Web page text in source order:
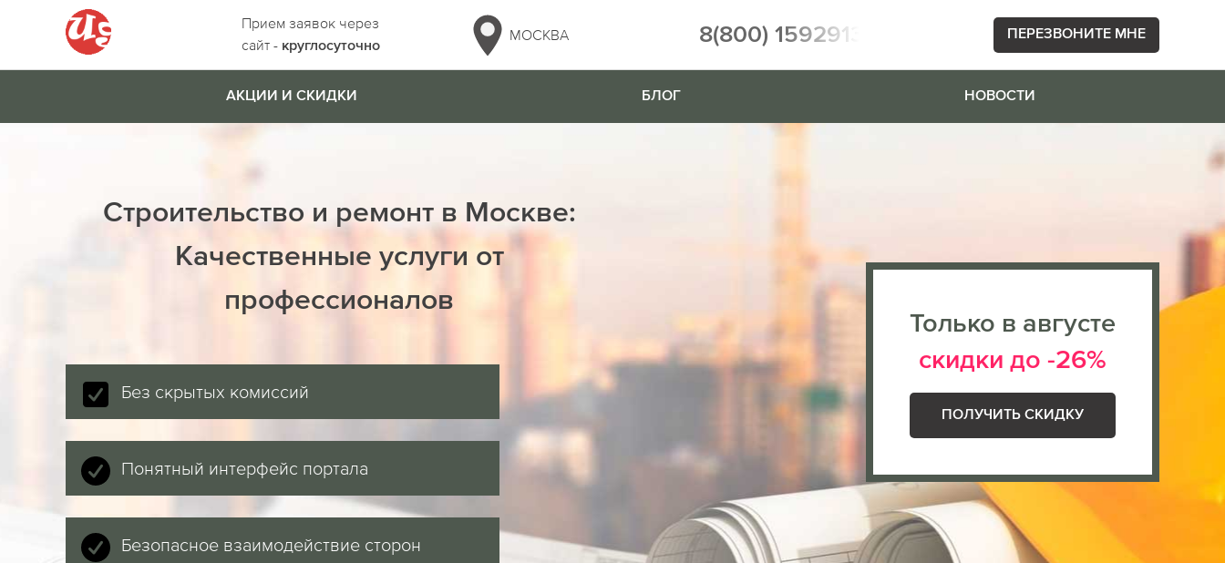
Прием заявок через
сайт - круглосуточно
МОСКВА 8(800) 1592913 ПЕРЕЗВОНИТЕ МНЕ
АКЦИИ И СКИДКИ БЛОГ НОВОСТИ
Строительство и ремонт в Москве:
Качественные услуги от
профессионалов
Без скрытых комиссий
Понятный интерфейс портала
Безопасное взаимодействие сторон
Только в августе
скидки до -26%
ПОЛУЧИТЬ СКИДКУ